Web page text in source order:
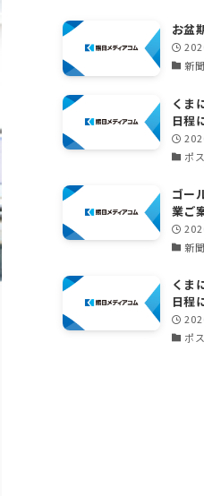
お盆
新
くま
日程
ポ
ゴー
業ご
新
くま
日程
ポ